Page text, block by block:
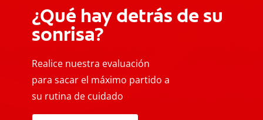
¿Qué hay detrás de su
sonrisa?
Realice nuestra evaluación
para sacar el máximo partido a
su rutina de cuidado